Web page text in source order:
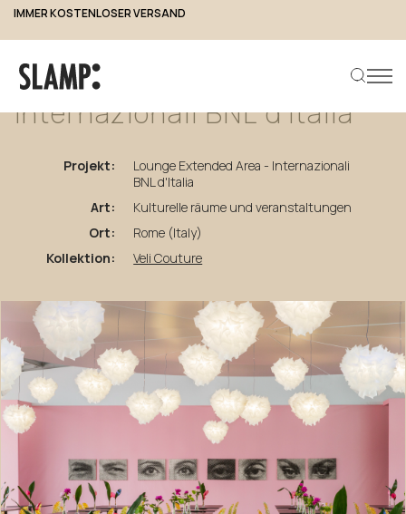
IMMER KOSTENLOSER VERSAND
2 JAHRE GARANTIE
Produkt suchen
Lounge
InternazionaliBNLd'Italia
Projekt:
Lounge Extended Area - Internazionali
BNL d'Italia
Art:
Kulturelle räume und veranstaltungen
Ort:
Rome (Italy)
Kollektion:
Veli Couture